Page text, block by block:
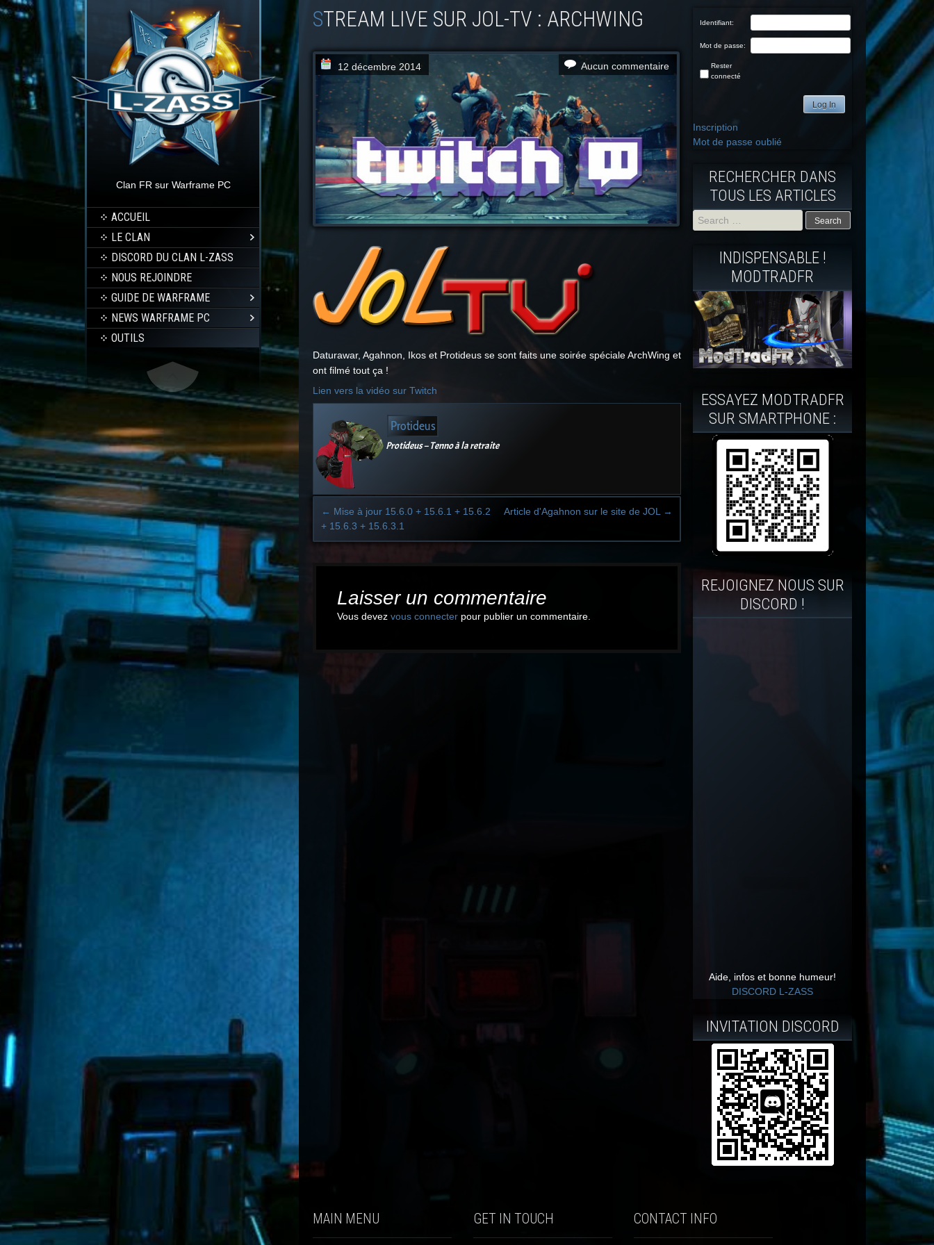
Clan FR sur Warframe PC
ACCUEIL
LE CLAN
DISCORD DU CLAN L-ZASS
NOUS REJOINDRE
GUIDE DE WARFRAME
NEWS WARFRAME PC
OUTILS
STREAM LIVE SUR JOL-TV : ARCHWING
12 décembre 2014 Aucun commentaire
Daturawar, Agahnon, Ikos et Protideus se sont faits une soirée spéciale ArchWing et
ont filmé tout ça !
Lien vers la vidéo sur Twitch
Protideus
Protideus – Tenno à la retraite
← Mise à jour 15.6.0 + 15.6.1 + 15.6.2
+ 15.6.3 + 15.6.3.1
Article d'Agahnon sur le site de JOL →
Laisser un commentaire
Vous devez vous connecter pour publier un commentaire.
Identifiant:
Mot de passe:
Rester
connecté
Log In
Inscription
Mot de passe oublié
RECHERCHER DANS
TOUS LES ARTICLES
Search
for:
INDISPENSABLE !
MODTRADFR
ESSAYEZ MODTRADFR
SUR SMARTPHONE :
REJOIGNEZ NOUS SUR
DISCORD !
Aide, infos et bonne humeur!
DISCORD L-ZASS
INVITATION DISCORD
MAIN MENU GET IN TOUCH CONTACT INFO